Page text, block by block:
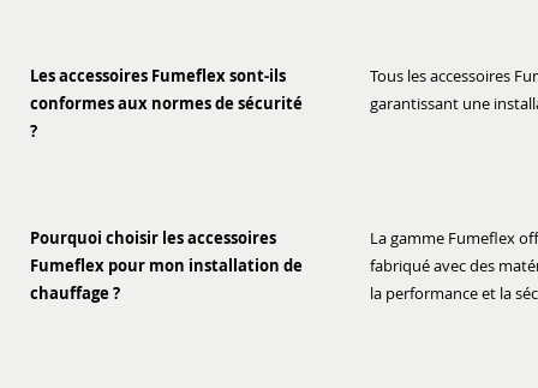
Les accessoires Fumeflex sont-ils
conformes aux normes de sécurité
?
Tous les accessoires
garantissant une
Pourquoi choisir les accessoires
Fumeflex pour mon installation de
chauffage ?
La gamme Fumeflex
fabriqué avec des
la performance et la